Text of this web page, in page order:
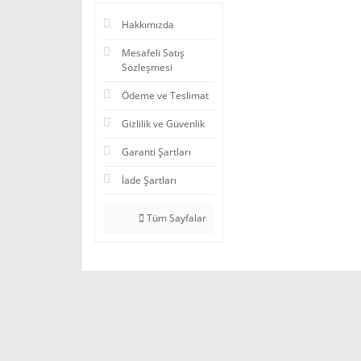
Hakkımızda
Mesafeli Satış
Sözleşmesi
Ödeme ve Teslimat
Gizlilik ve Güvenlik
Garanti Şartları
İade Şartları
Tüm Sayfalar